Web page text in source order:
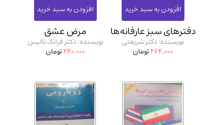
دفترهای سبز عارفانه‌ها
نویسنده: دکتر شریعتی
264,000تومان
مرض عشق
نویسنده: دکتر فرانک تالیس
240,000تومان